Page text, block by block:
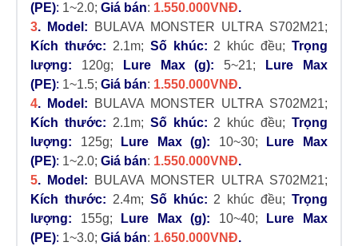
(PE): 1~2.0; Giá bán: 1.550.000VNĐ.
3. Model:
BULAVA MONSTER ULTRA S702M21;
Kích thước: 2.1m; Số khúc: 2 khúc đều; Trọng
lượng: 120g; Lure Max (g): 5~21;
Lure Max
(PE): 1~1.5; Giá bán: 1.550.000VNĐ.
4. Model:
BULAVA MONSTER ULTRA S702M21;
Kích thước: 2.1m; Số khúc: 2 khúc đều; Trọng
lượng: 125g; Lure Max (g): 10~30;
Lure Max
(PE): 1~2.0; Giá bán: 1.550.000VNĐ.
5. Model:
BULAVA MONSTER ULTRA S702M21;
Kích thước: 2.4m; Số khúc: 2 khúc đều; Trọng
lượng: 155g; Lure Max (g): 10~40;
Lure Max
(PE): 1~3.0; Giá bán: 1.650.000VNĐ.